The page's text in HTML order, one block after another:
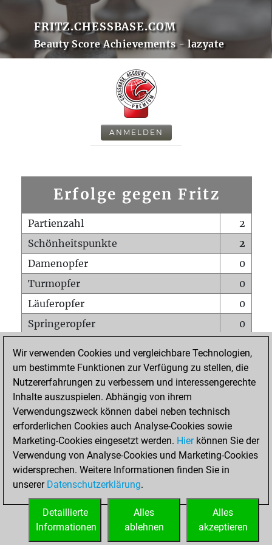
FRITZ.CHESSBASE.COM
Beauty Score Achievements - lazyate
ANMELDEN
Erfolge gegen Fritz
Partienzahl
2
Schönheitspunkte
2
Damenopfer
0
Turmopfer
0
Läuferopfer
0
Springeropfer
0
Matt auf vollem Brett
0
Bauer setzt Matt
0
Erstickte Matts
Unterverwandlungen
Türme auf der siebten
0
STARTSEITE
Wir verwenden Cookies und vergleichbare Technologien,
um bestimmte Funktionen zur Verfügung zu stellen, die
Nutzererfahrungen zu verbessern und interessengerechte
Inhalte auszuspielen. Abhängig von ihrem
Verwendungszweck können dabei neben technisch
erforderlichen Cookies auch Analyse-Cookies sowie
Marketing-Cookies eingesetzt werden. Hierkönnen Sie der
Verwendung von Analyse-Cookies und Marketing-Cookies
widersprechen. Weitere Informationen finden Sie in
unserer Datenschutzerklärung.
Alles
akzeptieren
Alles
ablehnen
Detaillierte
Informationen